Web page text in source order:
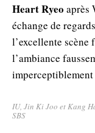
Heart Ryeo après
échange de
l’excellente scène
l’ambiance
imperceptiblement
IU, Jin Ki Joo et Kang
SBS